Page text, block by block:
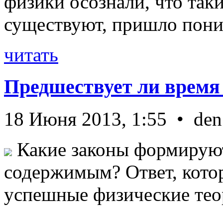
существуют, пришло
читать
Предшествует ли
18 Июня 2013, 1:55 • den
Какие законы
содержимым? Ответ,
успешные физические